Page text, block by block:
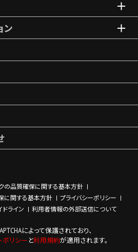
ン
クの品質確保に関する基本方針
に関する基本方針
プライバシーポリシー
ドライン
利用者情報の外部送信について
によって保護されており、
ポリシー と利用規約が適用されます。